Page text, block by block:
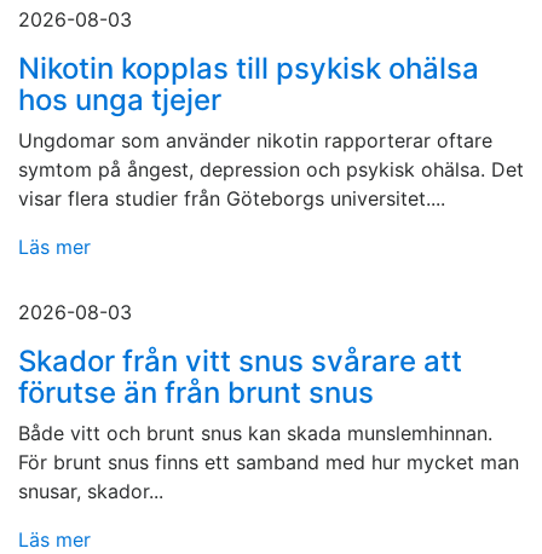
2026-08-03
Nikotin kopplas till psykisk ohälsa
hos unga tjejer
Ungdomar som använder nikotin rapporterar oftare
symtom på ångest, depression och psykisk ohälsa. Det
visar flera studier från Göteborgs universitet....
Läs mer
2026-08-03
Skador från vitt snus svårare att
förutse än från brunt snus
Både vitt och brunt snus kan skada munslemhinnan.
För brunt snus finns ett samband med hur mycket man
snusar, skador...
Läs mer